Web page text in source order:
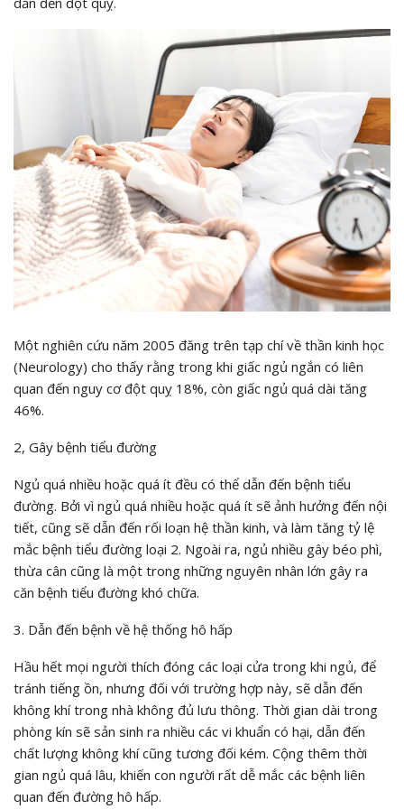
Một nghiên cứu năm 2005 đăng trên tạp chí về thần kinh học
(Neurology) cho thấy rằng trong khi giấc ngủ ngắn có liên
quan đến nguy cơ đột quỵ 18%, còn giấc ngủ quá dài tăng
46%.
2, Gây bệnh tiểu đường
Ngủ quá nhiều hoặc quá ít đều có thể dẫn đến bệnh tiểu
đường. Bởi vì ngủ quá nhiều hoặc quá ít sẽ ảnh hưởng đến nội
tiết, cũng sẽ dẫn đến rối loạn hệ thần kinh, và làm tăng tỷ lệ
mắc bệnh tiểu đường loại 2. Ngoài ra, ngủ nhiều gây béo phì,
thừa cân cũng là một trong những nguyên nhân lớn gây ra
căn bệnh tiểu đường khó chữa.
3. Dẫn đến bệnh về hệ thống hô hấp
Hầu hết mọi người thích đóng các loại cửa trong khi ngủ, để
tránh tiếng ồn, nhưng đối với trường hợp này, sẽ dẫn đến
không khí trong nhà không đủ lưu thông. Thời gian dài trong
phòng kín sẽ sản sinh ra nhiều các vi khuẩn có hại, dẫn đến
chất lượng không khí cũng tương đối kém. Cộng thêm thời
gian ngủ quá lâu, khiến con người rất dễ mắc các bệnh liên
quan đến đường hô hấp.